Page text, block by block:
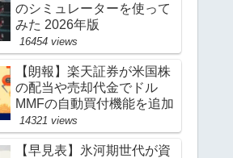
のシミュレーターを使って
みた 2026年版
16454 views
【朗報】楽天証券が米国株
の配当や売却代金でドル
MMFの自動買付機能を追加
14321 views
【早見表】氷河期世代が資